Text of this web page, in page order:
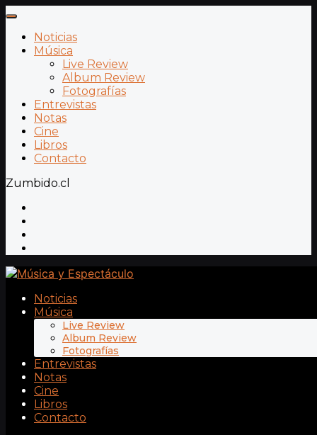
Noticias
Música
Live Review
Album Review
Fotografías
Entrevistas
Notas
Cine
Libros
Contacto
Zumbido.cl
Noticias
Música
Live Review
Album Review
Fotografías
Entrevistas
Notas
Cine
Libros
Contacto